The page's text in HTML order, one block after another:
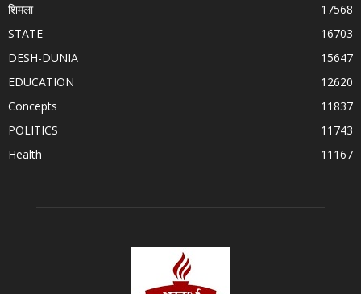
शिमला
17568
STATE
16703
DESH-DUNIA
15647
EDUCATION
12620
Concepts
11837
POLITICS
11743
Health
11167